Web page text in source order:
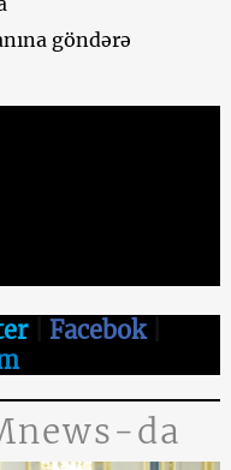
göndərə
| Facebok
da